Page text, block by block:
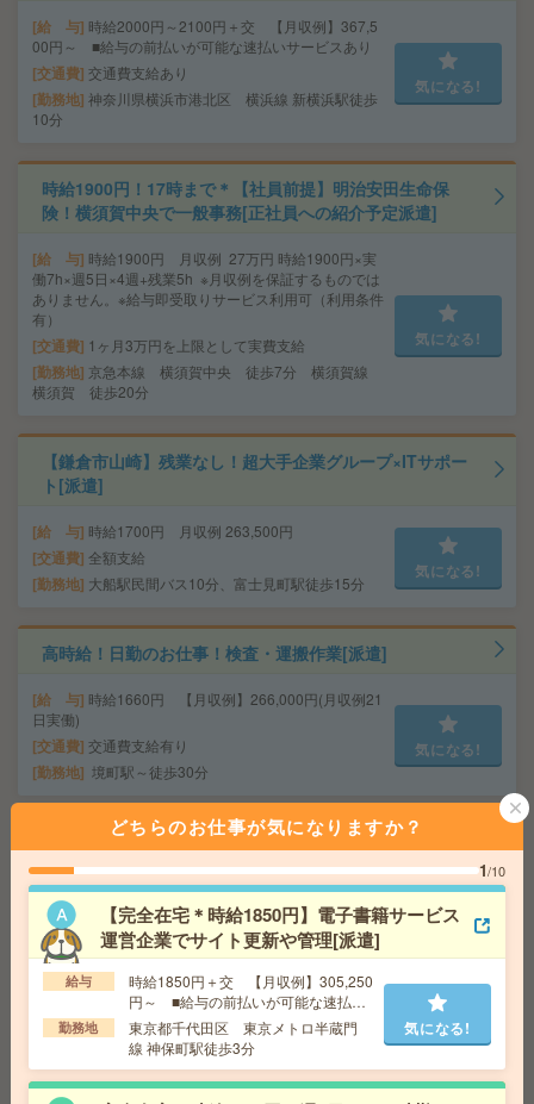
給 与 時給2000円～2100円＋交 【月収例】367,5
00円～ ■給与の前払いが可能な速払いサービスあり
交通費 交通費支給あり
勤務地 神奈川県横浜市港北区 横浜線 新横浜駅徒歩
10分
気になる!
時給1900円！17時まで＊【社員前提】明治安田生命保
険！横須賀中央で一般事務[正社員への紹介予定派遣]
給 与 時給1900円 月収例 27万円 時給1900円×実
働7h×週5日×4週+残業5h ※月収例を保証するものでは
ありません。※給与即受取りサービス利用可（利用条件
有）
交通費 1ヶ月3万円を上限として実費支給
勤務地 京急本線 横須賀中央 徒歩7分 横須賀線
横須賀 徒歩20分
気になる!
【鎌倉市山崎】残業なし！超大手企業グループ×ITサポー
ト[派遣]
給 与 時給1700円 月収例 263,500円
交通費 全額支給
勤務地 大船駅民間バス10分、富士見町駅徒歩15分
気になる!
高時給！日勤のお仕事！検査・運搬作業[派遣]
給 与 時給1660円 【月収例】266,000円(月収例21
日実働)
交通費 交通費支給有り
勤務地 境町駅～徒歩30分
気になる!
正社員登用実績あり＊【在宅あり】時給1600円！期間限
定！受発注業務に関わる事務[派遣]
給 与 時給1600円 月収例 240,000円+残業代
交通費 全額支給
勤務地 海老名(相鉄・小田急)駅徒歩7分 ※ららぽー
と側すぐ！駅直結！
気になる!
1700円＊【10‐16時＠久里浜】車通勤OK！長期！人事：
給与計算[派遣]
どちらのお仕事が気になりますか？
1/10
【完全在宅＊時給1850円】電子書籍サービス
運営企業でサイト更新や管理[派遣]
給与
時給1850円＋交 【月収例】305,250
円～ ■給与の前払いが可能な速払い
サービスあり
勤務地
東京都千代田区 東京メトロ半蔵門
線 神保町駅徒歩3分
気になる!